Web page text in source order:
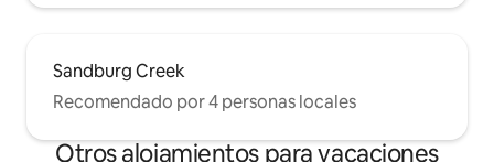
Sandburg Creek
Recomendado por 4 personas locales
Otros alojamientos para vacaciones